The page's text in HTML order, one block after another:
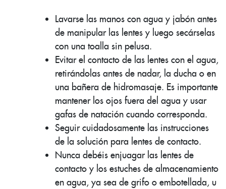
Lavarse las manos con agua y jabón antes
de manipular las lentes y luego secárselas
con una toalla sin pelusa.
Evitar el contacto de las lentes con el agua,
retirándolas antes de nadar, la ducha o en
una bañera de hidromasaje. Es importante
mantener los ojos fuera del agua y usar
gafas de natación cuando corresponda.
Seguir cuidadosamente las instrucciones
de la solución para lentes de contacto.
Nunca debéis enjuagar las lentes de
contacto y los estuches de almacenamiento
en agua, ya sea de grifo o embotellada, u